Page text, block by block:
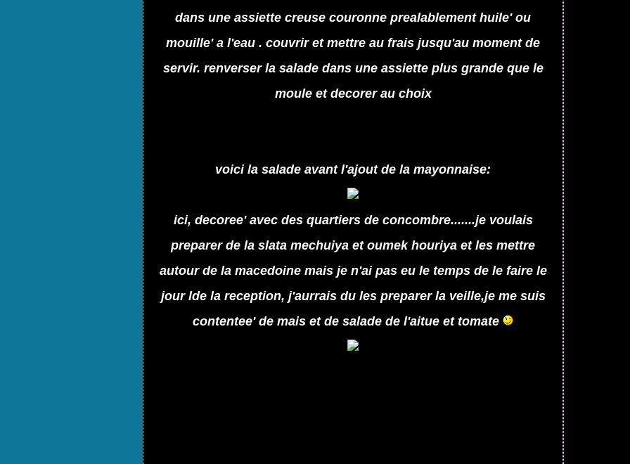
dans une assiette creuse couronne prealablement huile' ou
mouille' a l'eau . couvrir et mettre au frais jusqu'au moment de
servir. renverser la salade dans une assiette plus grande que le
moule et decorer au choix
voici la salade avant l'ajout de la mayonnaise:
ici, decoree' avec des quartiers de concombre.......je voulais
preparer de la slata mechuiya et oumek houriya et les mettre
autour de la macedoine mais je n'ai pas eu le temps de le faire le
jour lde la reception, j'aurrais du les preparer la veille,je me suis
contentee' de mais et de salade de l'aitue et tomate